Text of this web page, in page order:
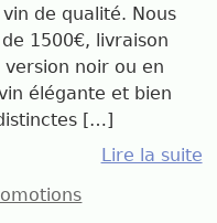
vin de qualité. Nous
1500€, livraison
noir ou en
élégante et bien
[…]
Lire la suite